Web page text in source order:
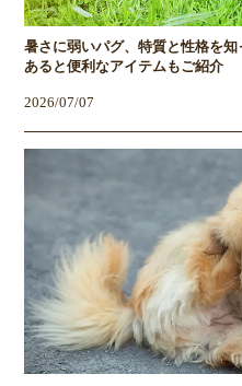
暑さに弱いパグ、特質と性格を
あると便利なアイテムもご紹介
2026/07/07